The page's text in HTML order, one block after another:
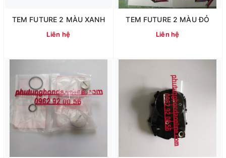
TEM FUTURE 2 MÀU XANH
Liên hệ
TEM FUTURE 2 MÀU ĐỎ
Liên hệ